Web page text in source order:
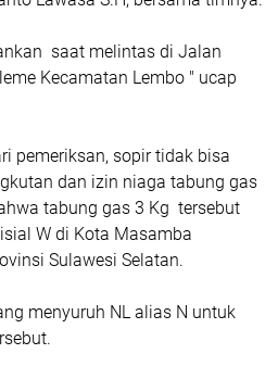
saat melintas di Jalan
Kecamatan Lembo " ucap
pemeriksan, sopir tidak bisa
dan izin niaga tabung gas
tabung gas 3 Kg tersebut
W di Kota Masamba
Sulawesi Selatan.
menyuruh NL alias N untuk